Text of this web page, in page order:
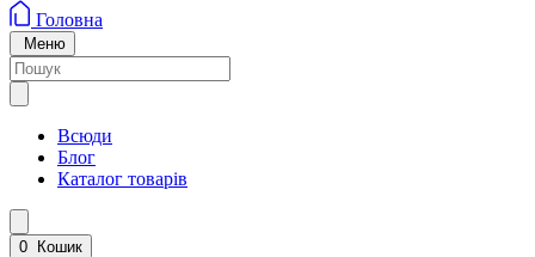
Головна
Меню
Всюди
Блог
Каталог товарів
0 Кошик